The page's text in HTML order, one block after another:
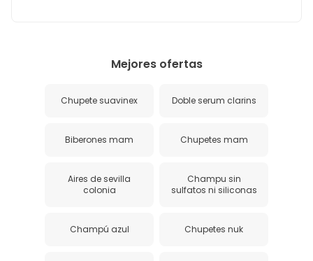
Mejores ofertas
Chupete suavinex Doble serum clarins
Biberones mam Chupetes mam
Aires de sevilla
colonia
Champu sin
sulfatos ni siliconas
Champú azul Chupetes nuk